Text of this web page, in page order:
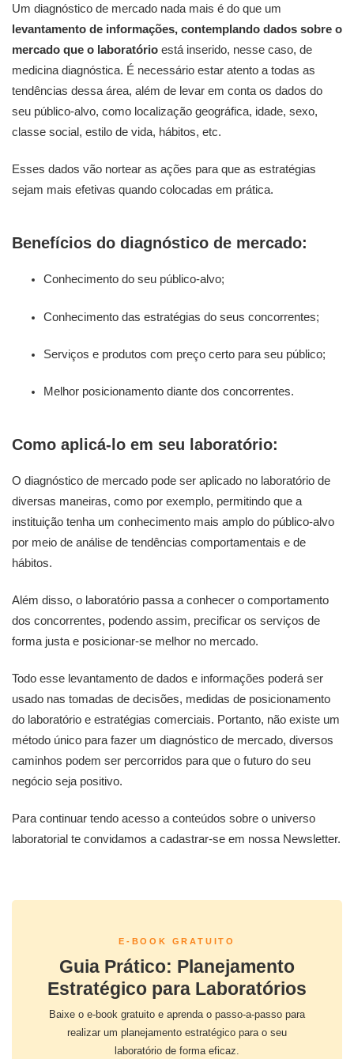
Um diagnóstico de mercado nada mais é do que um
levantamento de informações, contemplando dados sobre o
mercado que o laboratório está inserido, nesse caso, de
medicina diagnóstica. É necessário estar atento a todas as
tendências dessa área, além de levar em conta os dados do
seu público-alvo, como localização geográfica, idade, sexo,
classe social, estilo de vida, hábitos, etc.
Esses dados vão nortear as ações para que as estratégias
sejam mais efetivas quando colocadas em prática.
Benefícios do diagnóstico de mercado:
Conhecimento do seu público-alvo;
Conhecimento das estratégias do seus concorrentes;
Serviços e produtos com preço certo para seu público;
Melhor posicionamento diante dos concorrentes.
Como aplicá-lo em seu laboratório:
O diagnóstico de mercado pode ser aplicado no laboratório de
diversas maneiras, como por exemplo, permitindo que a
instituição tenha um conhecimento mais amplo do público-alvo
por meio de análise de tendências comportamentais e de
hábitos.
Além disso, o laboratório passa a conhecer o comportamento
dos concorrentes, podendo assim, precificar os serviços de
forma justa e posicionar-se melhor no mercado.
Todo esse levantamento de dados e informações poderá ser
usado nas tomadas de decisões, medidas de posicionamento
do laboratório e estratégias comerciais. Portanto, não existe um
método único para fazer um diagnóstico de mercado, diversos
caminhos podem ser percorridos para que o futuro do seu
negócio seja positivo.
Para continuar tendo acesso a conteúdos sobre o universo
laboratorial te convidamos a cadastrar-se em nossa Newsletter.
E-BOOK GRATUITO
Guia Prático: Planejamento
Estratégico para Laboratórios
Baixe o e-book gratuito e aprenda o passo-a-passo para
realizar um planejamento estratégico para o seu
laboratório de forma eficaz.